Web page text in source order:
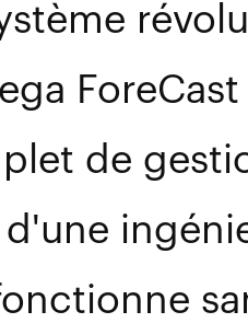
de